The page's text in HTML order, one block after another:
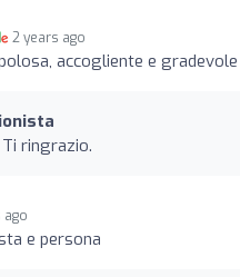
2 years ago
accogliente e gradevole
ringrazio.
ago
e persona